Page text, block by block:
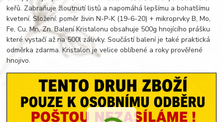
keřů. Zabraňuje žloutnutí listů a napomáhá lepšímu a bohatšímu
kvetení. Složení: poměr živin N-P-K (19-6-20) + mikroprvky B, Mo,
Fe, Cu, Mn, Zn. Balení Kristalonu obsahuje 500g hnojícího prášku
které vystačí až na 500l zálivky. Součástí balení je také praktická
odměrka zdarma. Kristalon je velice oblíbené a roky prověřené
hnojivo.